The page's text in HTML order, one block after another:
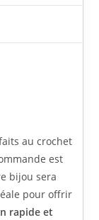
au crochet
est
bijou sera
pour offrir
rapide et